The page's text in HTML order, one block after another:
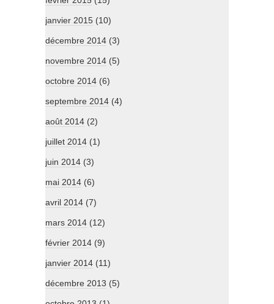
janvier 2015 (10)
décembre 2014 (3)
novembre 2014 (5)
octobre 2014 (6)
septembre 2014 (4)
août 2014 (2)
juillet 2014 (1)
juin 2014 (3)
mai 2014 (6)
avril 2014 (7)
mars 2014 (12)
février 2014 (9)
janvier 2014 (11)
décembre 2013 (5)